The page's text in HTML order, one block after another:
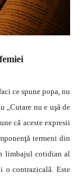
ce spune popa, nu
„Cutare nu e uşă de
că aceste expresii
termeni din
limbajul cotidian al
o contrazicală. Este